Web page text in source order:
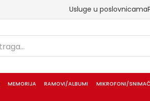
Usluge u poslovnicama
MEMORIJA RAMOVI/ALBUMI MIKROFONI/